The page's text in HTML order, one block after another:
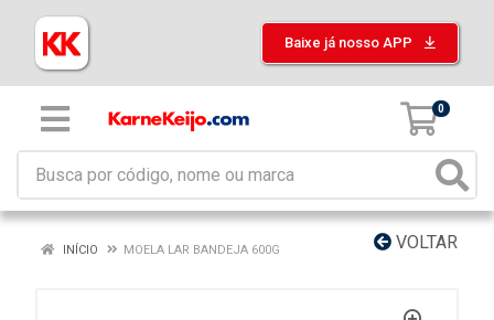
Baixe já nosso APP
0
VOLTAR
INÍCIO MOELA LAR BANDEJA 600G